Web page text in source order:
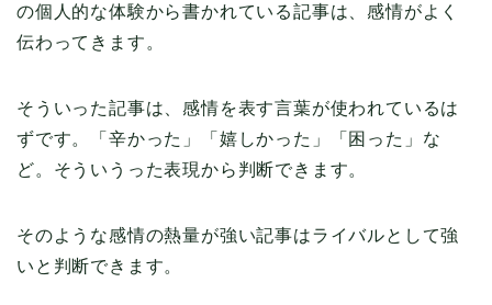
の個人的な体験から書かれている記事は、感情がよく
伝わってきます。
そういった記事は、感情を表す言葉が使われているは
ずです。「辛かった」「嬉しかった」「困った」な
ど。そういうった表現から判断できます。
そのような感情の熱量が強い記事はライバルとして強
いと判断できます。